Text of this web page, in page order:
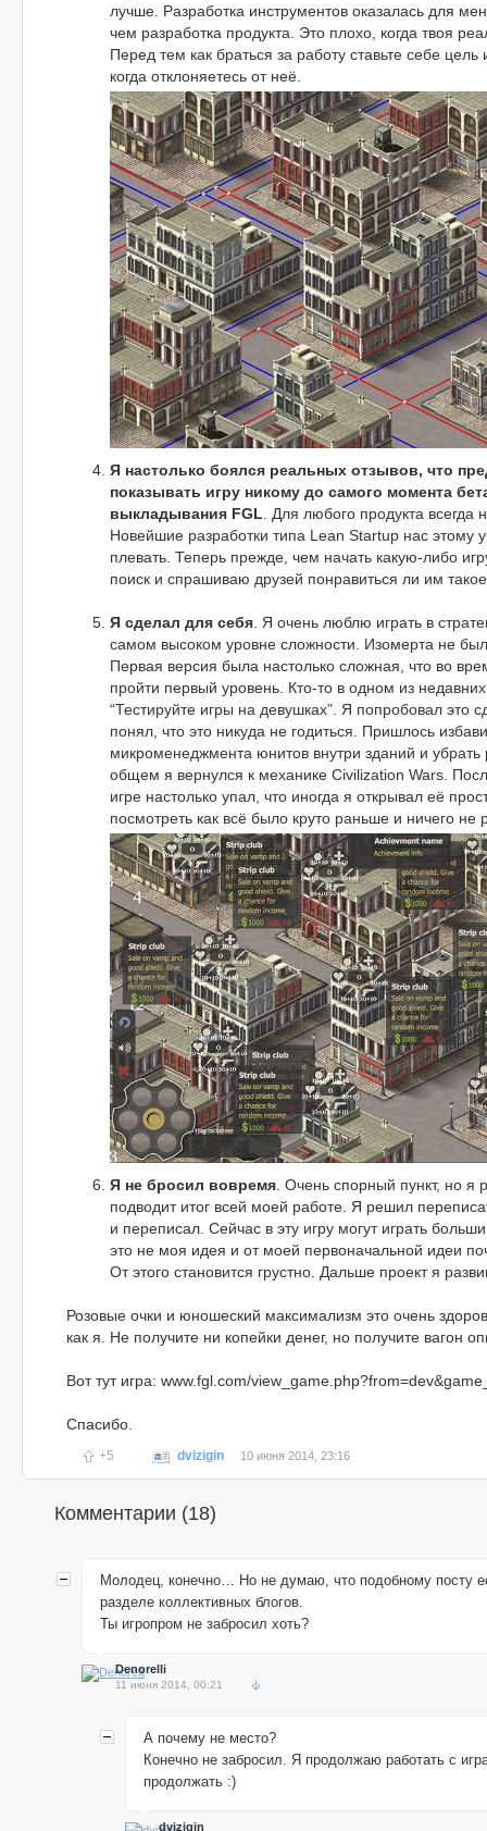
лучше. Разработка инструментов оказалась для
чем разработка продукта. Это плохо, когда твоя
Перед тем как браться за работу ставьте себе
когда отклоняетесь от неё.
Я настолько боялся реальных отзывов, что
показывать игру никому до самого момента
выкладывания FGL . Для любого продукта всегда
Новейшие разработки типа Lean Startup нас этому
плевать. Теперь прежде, чем начать какую-либо
поиск и спрашиваю друзей понравиться ли им
Я сделал для себя . Я очень люблю играть в
самом высоком уровне сложности. Изомерта не
Первая версия была настолько сложная, что во
пройти первый уровень. Кто-то в одном из недавних
“Тестируйте игры на девушках”. Я попробовал это
понял, что это никуда не годиться. Пришлось
микроменеджмента юнитов внутри зданий и
общем я вернулся к механике Civilization Wars.
игре настолько упал, что иногда я открывал её
посмотреть как всё было круто раньше и ничего не
Я не бросил вовремя. Очень спорный пункт, но я
подводит итог всей моей работе. Я решил
и переписал. Сейчас в эту игру могут играть
это не моя идея и от моей первоначальной идеи
От этого становится грустно. Дальше проект я
Розовые очки и юношеский максимализм это очень
как я. Не получите ни копейки денег, но получите вагон
Вот тут игра: www.fgl.com/
Спасибо.
+5 dvizigin 10 июня 2014, 23:16
Комментарии (18)
Молодец, конечно… Но не думаю, что подобному посту
разделе коллективных блогов.
Ты игропром не забросил хоть?
Denorelli
11 июня 2014, 00:21
А почему не место?
Конечно не забросил. Я продолжаю работать с
продолжать :)
dvizigin